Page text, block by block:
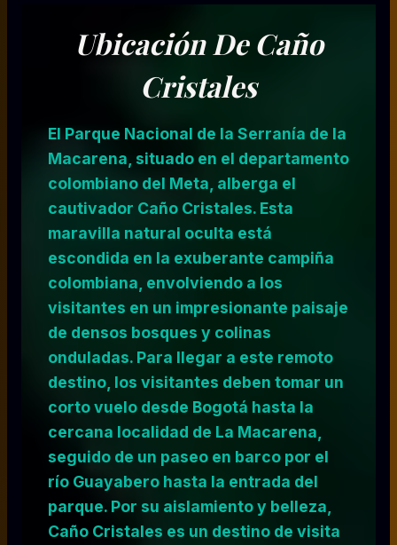
Ubicación De Caño
Cristales
El Parque Nacional de la Serranía de la
Macarena, situado en el departamento
colombiano del Meta, alberga el
cautivador Caño Cristales. Esta
maravilla natural oculta está
escondida en la exuberante campiña
colombiana, envolviendo a los
visitantes en un impresionante paisaje
de densos bosques y colinas
onduladas. Para llegar a este remoto
destino, los visitantes deben tomar un
corto vuelo desde Bogotá hasta la
cercana localidad de La Macarena,
seguido de un paseo en barco por el
río Guayabero hasta la entrada del
parque. Por su aislamiento y belleza,
Caño Cristales es un destino de visita